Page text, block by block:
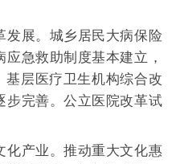
展。城乡居民大病保险
急救助制度基本建立，
基层医疗卫生机构综合改
步完善。公立医院改革试
产业。推动重大文化惠